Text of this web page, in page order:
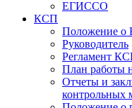
ЕГИССО
КСП
Положение
Руководитель
Регламент
План работы
Отчеты и
контрольных